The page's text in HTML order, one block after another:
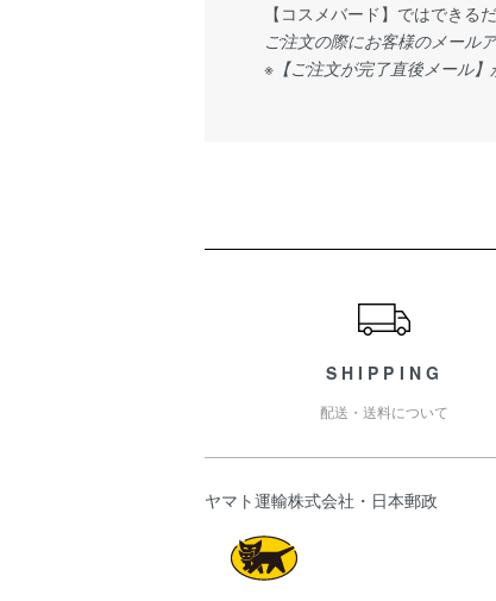
【コスメバード】ではできる
ご注文の際にお客様のメール
※【ご注文が完了直後メール
SHIPPING
配送・送料について
ヤマト運輸株式会社・日本郵政